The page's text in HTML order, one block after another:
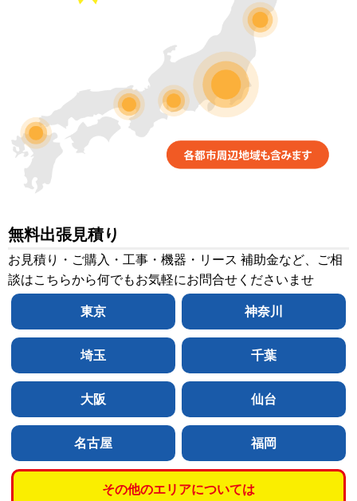
無料出張見積り
お見積り・ご購入・工事・機器・リース 補助金など、ご相
談はこちらから何でもお気軽にお問合せくださいませ
東京 神奈川
埼玉 千葉
大阪 仙台
名古屋 福岡
その他のエリアについては